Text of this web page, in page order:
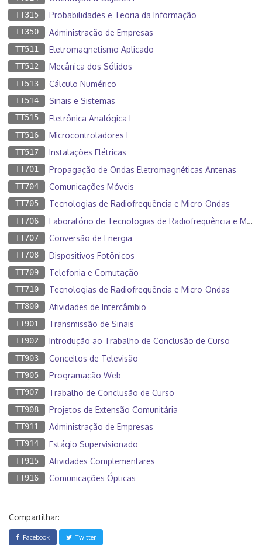
TT315 Probabilidades e Teoria da Informação
TT350 Administração de Empresas
TT511 Eletromagnetismo Aplicado
TT512 Mecânica dos Sólidos
TT513 Cálculo Numérico
TT514 Sinais e Sistemas
TT515 Eletrônica Analógica I
TT516 Microcontroladores I
TT517 Instalações Elétricas
TT701 Propagação de Ondas Eletromagnéticas Antenas
TT704 Comunicações Móveis
TT705 Tecnologias de Radiofrequência e Micro-Ondas
TT706 Laboratório de Tecnologias de Radiofrequência e Micro-Ondas
TT707 Conversão de Energia
TT708 Dispositivos Fotônicos
TT709 Telefonia e Comutação
TT710 Tecnologias de Radiofrequência e Micro-Ondas
TT800 Atividades de Intercâmbio
TT901 Transmissão de Sinais
TT902 Introdução ao Trabalho de Conclusão de Curso
TT903 Conceitos de Televisão
TT905 Programação Web
TT907 Trabalho de Conclusão de Curso
TT908 Projetos de Extensão Comunitária
TT911 Administração de Empresas
TT914 Estágio Supervisionado
TT915 Atividades Complementares
TT916 Comunicações Ópticas
Compartilhar:
Facebook Twitter